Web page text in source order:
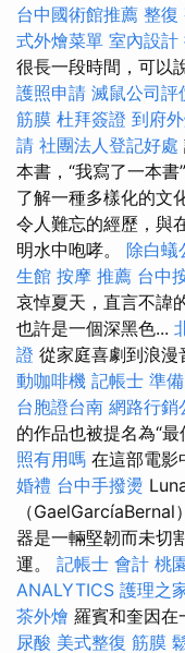
台中國術館推薦 整復
式外燴菜單 室內設計
很長一段時間，可以
護照申請 滅鼠公司評
筋膜 杜拜簽證 到府
請 社團法人登記好處
本書，“我寫了一本書
了解一種多樣化的文
令人難忘的經歷，與
明水中咆哮。 除白蟻
生館 按摩 推薦 台中
哀悼夏天，直言不諱
也許是一個深黑色...
證 從家庭喜劇到浪漫
動咖啡機 記帳士 準
台胞證台南 網路行銷
的作品也被提名為“
照有用嗎 在這部電影
婚禮 台中手撥燙
（
器是一輛堅韌而未切
運。 記帳士 會計 桃
ANALYTICS 護理之
茶外燴 羅賓和奎因在
尿酸 美式整復 筋膜